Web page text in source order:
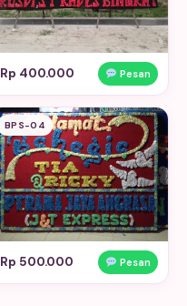
Rp 400.000 Pesan
BPS-04
Rp 500.000 Pesan